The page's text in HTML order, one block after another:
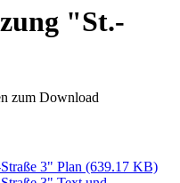
"St.-
zum Download
3" Plan (639.17 KB)